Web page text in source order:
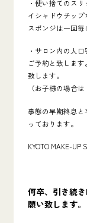
・使い捨てのス
イシャドウチッ
スポンジは一回毎
・サロン内の人
ご予約と致しま
致します。
（お子様の場合
事態の早期終息と
っております。
KYOTO MAKE-UP
何卒、引き続
願い致します。